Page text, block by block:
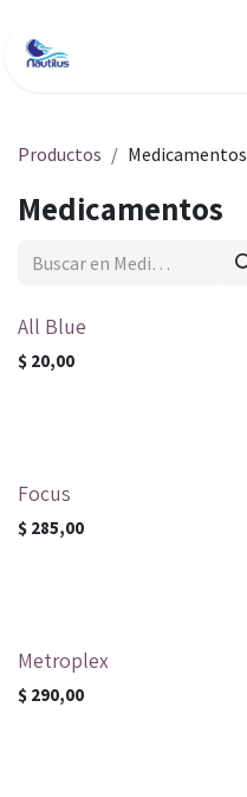
Productos Medicamentos
Medicamentos
All Blue
$ 20,00
Focus
$ 285,00
Metroplex
$ 290,00